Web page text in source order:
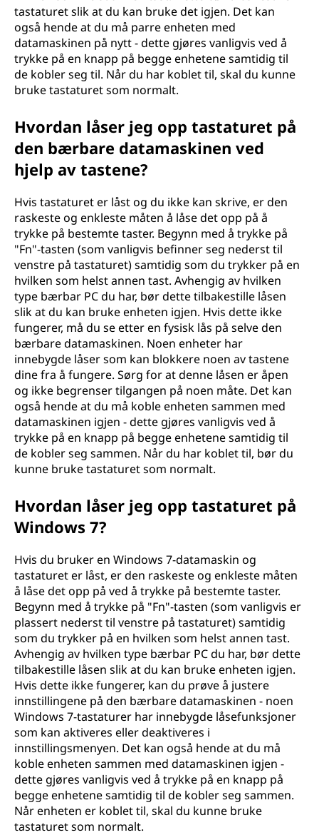
tastaturet slik at du kan bruke det igjen. Det kan
også hende at du må parre enheten med
datamaskinen på nytt - dette gjøres vanligvis ved å
trykke på en knapp på begge enhetene samtidig til
de kobler seg til. Når du har koblet til, skal du kunne
bruke tastaturet som normalt.
Hvordan låser jeg opp tastaturet på
den bærbare datamaskinen ved
hjelp av tastene?
Hvis tastaturet er låst og du ikke kan skrive, er den
raskeste og enkleste måten å låse det opp på å
trykke på bestemte taster. Begynn med å trykke på
"Fn"-tasten (som vanligvis befinner seg nederst til
venstre på tastaturet) samtidig som du trykker på en
hvilken som helst annen tast. Avhengig av hvilken
type bærbar PC du har, bør dette tilbakestille låsen
slik at du kan bruke enheten igjen. Hvis dette ikke
fungerer, må du se etter en fysisk lås på selve den
bærbare datamaskinen. Noen enheter har
innebygde låser som kan blokkere noen av tastene
dine fra å fungere. Sørg for at denne låsen er åpen
og ikke begrenser tilgangen på noen måte. Det kan
også hende at du må koble enheten sammen med
datamaskinen igjen - dette gjøres vanligvis ved å
trykke på en knapp på begge enhetene samtidig til
de kobler seg sammen. Når du har koblet til, bør du
kunne bruke tastaturet som normalt.
Hvordan låser jeg opp tastaturet på
Windows 7?
Hvis du bruker en Windows 7-datamaskin og
tastaturet er låst, er den raskeste og enkleste måten
å låse det opp på ved å trykke på bestemte taster.
Begynn med å trykke på "Fn"-tasten (som vanligvis er
plassert nederst til venstre på tastaturet) samtidig
som du trykker på en hvilken som helst annen tast.
Avhengig av hvilken type bærbar PC du har, bør dette
tilbakestille låsen slik at du kan bruke enheten igjen.
Hvis dette ikke fungerer, kan du prøve å justere
innstillingene på den bærbare datamaskinen - noen
Windows 7-tastaturer har innebygde låsefunksjoner
som kan aktiveres eller deaktiveres i
innstillingsmenyen. Det kan også hende at du må
koble enheten sammen med datamaskinen igjen -
dette gjøres vanligvis ved å trykke på en knapp på
begge enhetene samtidig til de kobler seg sammen.
Når enheten er koblet til, skal du kunne bruke
tastaturet som normalt.